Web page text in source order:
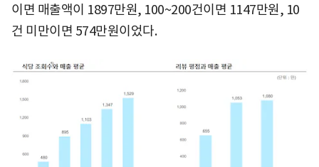
이면 매출액이 1897만원, 100~200건이면 1147만원, 10
건 미만이면 574만원이었다.